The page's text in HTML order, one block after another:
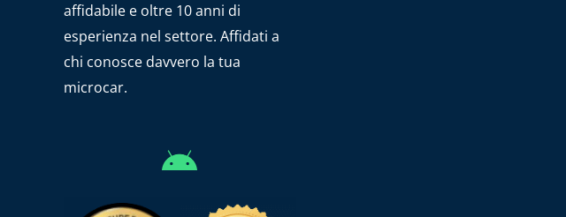
affidabile e oltre 10 anni di
esperienza nel settore. Affidati a
chi conosce davvero la tua
microcar.